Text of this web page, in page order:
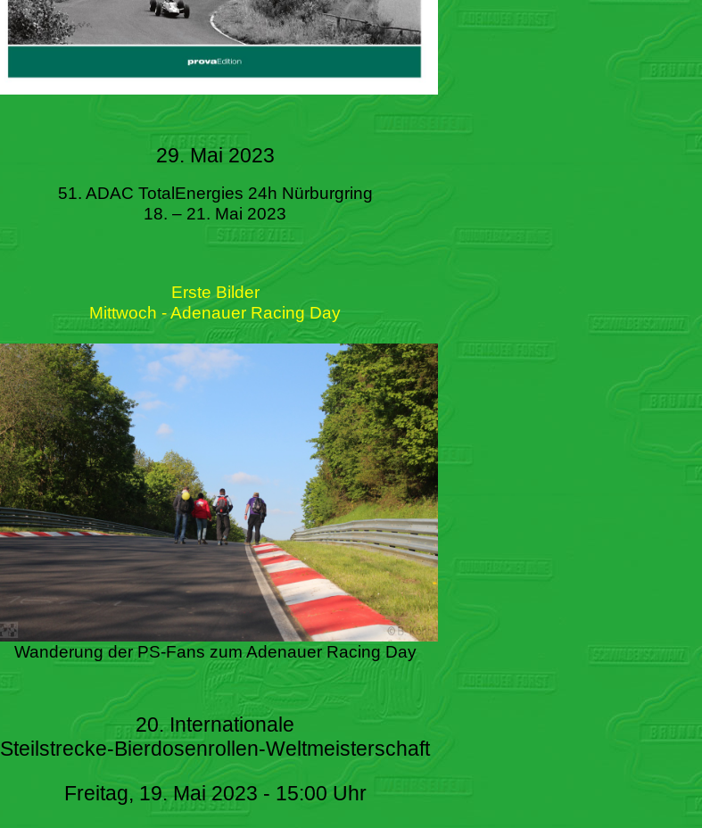
29. Mai 2023
51. ADAC TotalEnergies 24h Nürburgring
18. – 21. Mai 2023
Erste Bilder
Mittwoch - Adenauer Racing Day
Wanderung der PS-Fans zum Adenauer Racing Day
20. Internationale
Steilstrecke-Bierdosenrollen-Weltmeisterschaft
Freitag, 19. Mai 2023 - 15:00 Uhr